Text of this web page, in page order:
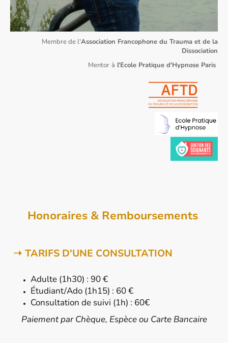
Membre de l'Association Francophone du Trauma et de la
Dissociation
Mentor à l'Ecole Pratique d'Hypnose Paris
Honoraires & Remboursements
➝ TARIFS D'UNE CONSULTATION
Adulte (1h30) : 90 €
Étudiant/Ado (1h15) : 60 €
Consultation de suivi (1h) : 60€
Paiement par Chèque, Espèce ou Carte Bancaire